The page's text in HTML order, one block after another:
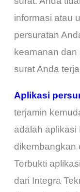
informasi atau
persuratan
keamanan
surat Anda
Aplikasi
terjamin
adalah aplikasi
dikembangkan
Terbukti
dari Integra